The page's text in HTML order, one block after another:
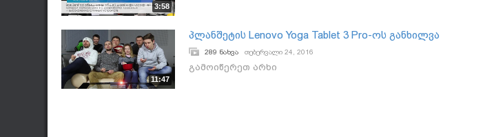
3:58
11:47
პლანშეტის Lenovo Yoga Tablet 3 Pro-ოს განხილვა
289 ნახვა თებერვალი 24, 2016
გამოიწერეთ არხი